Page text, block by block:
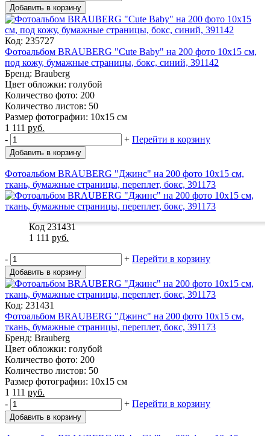
Добавить в корзину
Код: 235727
Фотоальбом BRAUBERG "Cute Baby" на 200 фото 10х15 см,
под кожу, бумажные страницы, бокс, синий, 391142
Бренд: Brauberg
Цвет обложки: голубой
Количество фото: 200
Количество листов: 50
Размер фотографии: 10х15 см
1 111 руб.
-
+ Перейти в корзину
Добавить в корзину
Фотоальбом BRAUBERG "Джинс" на 200 фото 10х15 см,
ткань, бумажные страницы, переплет, бокс, 391173
Код 231431
1 111 руб.
- + Перейти в корзину
Добавить в корзину
Код: 231431
Фотоальбом BRAUBERG "Джинс" на 200 фото 10х15 см,
ткань, бумажные страницы, переплет, бокс, 391173
Бренд: Brauberg
Цвет обложки: голубой
Количество фото: 200
Количество листов: 50
Размер фотографии: 10х15 см
1 111 руб.
-
+ Перейти в корзину
Добавить в корзину